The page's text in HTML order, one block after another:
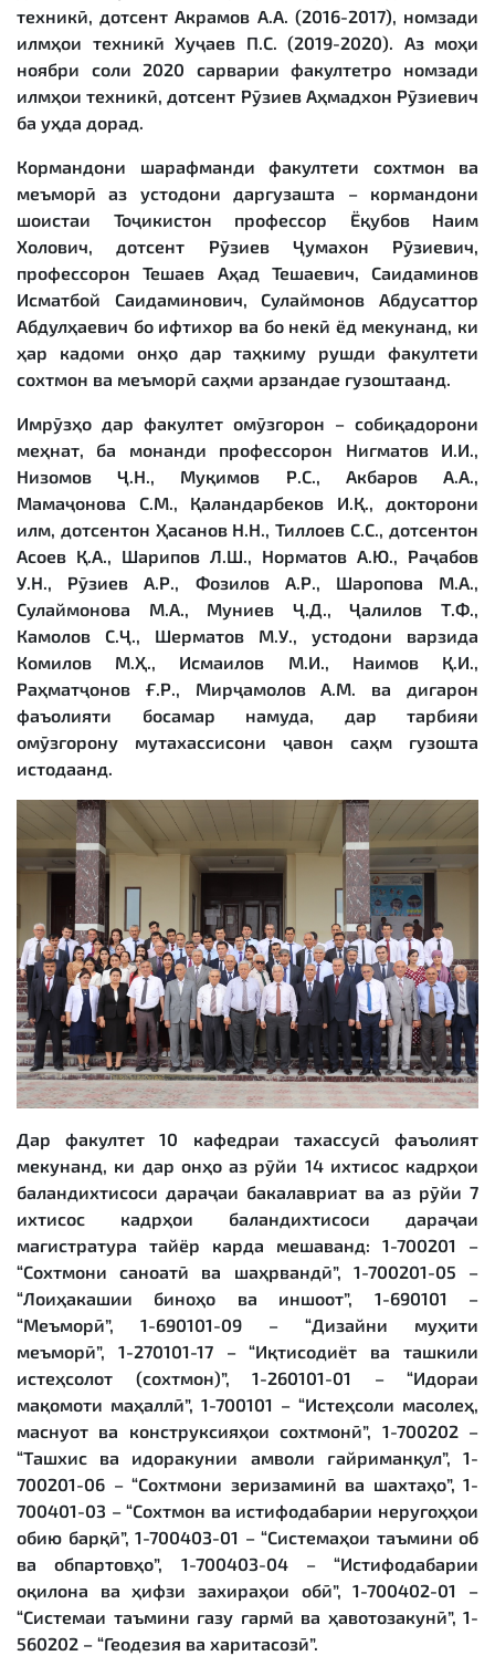
техникӣ, дотсент Акрамов А.А. (2016-2017), номзади
илмҳои техникӣ Хуҷаев П.С. (2019-2020). Аз моҳи
ноябри соли 2020 сарварии факултетро номзади
илмҳои техникӣ, дотсент Рӯзиев Аҳмадхон Рӯзиевич
ба уҳда дорад.
Кормандони шарафманди факултети сохтмон ва
меъморӣ аз устодони даргузашта – кормандони
шоистаи Тоҷикистон профессор Ёқубов Наим
Холович, дотсент Рӯзиев Ҷумахон Рӯзиевич,
профессорон Тешаев Аҳад Тешаевич, Саидаминов
Исматбой Саидаминович, Сулаймонов Абдусаттор
Абдулҳаевич бо ифтихор ва бо некӣ ёд мекунанд, ки
ҳар кадоми онҳо дар таҳкиму рушди факултети
сохтмон ва меъморӣ саҳми арзандае гузоштаанд.
Имрӯзҳо дар факултет омӯзгорон – собиқадорони
меҳнат, ба монанди профессорон Нигматов И.И.,
Низомов Ҷ.Н., Муқимов Р.С., Акбаров А.А.,
Мамаҷонова С.М., Қаландарбеков И.Қ., докторони
илм, дотсентон Ҳасанов Н.Н., Тиллоев С.С., дотсентон
Асоев Қ.А., Шарипов Л.Ш., Норматов А.Ю., Раҷабов
У.Н., Рӯзиев А.Р., Фозилов А.Р., Шаропова М.А.,
Сулаймонова М.А., Муниев Ҷ.Д., Ҷалилов Т.Ф.,
Камолов С.Ҷ., Шерматов М.У., устодони варзида
Комилов М.Ҳ., Исмаилов М.И., Наимов Қ.И.,
Раҳматҷонов Ғ.Р., Мирҷамолов А.М. ва дигарон
фаъолияти босамар намуда, дар тарбияи
омӯзгорону мутахассисони ҷавон саҳм гузошта
истодаанд.
Дар факултет 10 кафедраи тахассусӣ фаъолият
мекунанд, ки дар онҳо аз рӯйи 14 ихтисос кадрҳои
баландихтисоси дараҷаи бакалавриат ва аз рӯйи 7
ихтисос кадрҳои баландихтисоси дараҷаи
магистратура тайёр карда мешаванд: 1-700201 –
“Сохтмони саноатӣ ва шаҳрвандӣ”, 1-700201-05 –
“Лоиҳакашии биноҳо ва иншоот”, 1-690101 –
“Меъморӣ”, 1-690101-09 – “Дизайни муҳити
меъморӣ”, 1-270101-17 – “Иқтисодиёт ва ташкили
истеҳсолот (сохтмон)”, 1-260101-01 – “Идораи
мақомоти маҳаллӣ”, 1-700101 – “Истеҳсоли масолеҳ,
маснуот ва конструксияҳои сохтмонӣ”, 1-700202 –
“Ташхис ва идоракунии амволи ғайриманқул”, 1-
700201-06 – “Сохтмони зеризаминӣ ва шахтаҳо”, 1-
700401-03 – “Сохтмон ва истифодабарии неругоҳҳои
обию барқӣ”, 1-700403-01 – “Системаҳои таъмини об
ва обпартовҳо”, 1-700403-04 – “Истифодабарии
оқилона ва ҳифзи захираҳои обӣ”, 1-700402-01 –
“Системаи таъмини газу гармӣ ва ҳавотозакунӣ”, 1-
560202 – “Геодезия ва харитасозӣ”.